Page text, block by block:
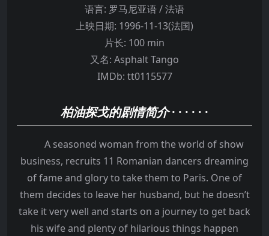
语言: 罗马尼亚语 / 法语
上映日期: 1996-11-13(法国)
片长: 100 min
又名: Asphalt Tango
IMDb: tt0115577
柏油探戈的剧情简介· · · · · ·
A seasoned woman from the world of show
business, recruits 11 Romanian dancers dreaming
of fame and glory to take them to Paris. One of
them decides to leave her husband, but he doesn’t
take it very well and starts on a journey to get back
his wife and plenty of hilarious things happen